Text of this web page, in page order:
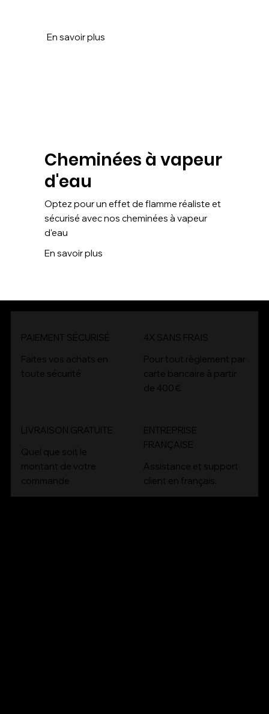
En savoir plus
Cheminées à vapeur
d'eau
En savoir plus
Optez pour un effet de flamme réaliste et
sécurisé avec nos cheminées à vapeur
d'eau
PAIEMENT SÉCURISÉ
Faites vos achats en
toute sécurité
4x
4X SANS FRAIS
Pour tout règlement par
carte bancaire à partir
de 400 €
LIVRAISON GRATUITE
Quel que soit le
montant de votre
commande
ENTREPRISE
FRANÇAISE
Assistance et support
client en français.